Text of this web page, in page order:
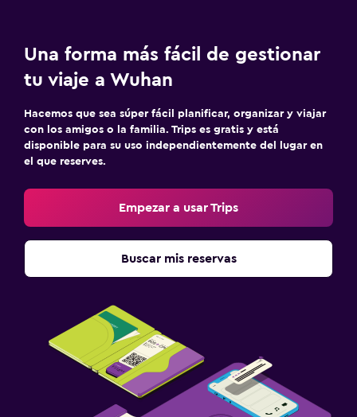
Una forma más fácil de gestionar
tu viaje a Wuhan
Hacemos que sea súper fácil planificar, organizar y viajar
con los amigos o la familia. Trips es gratis y está
disponible para su uso independientemente del lugar en
el que reserves.
Empezar a usar Trips
Buscar mis reservas